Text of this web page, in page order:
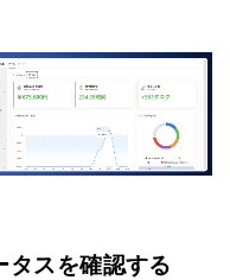
スを確認する